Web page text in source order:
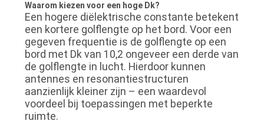
Waarom kiezen voor een hoge Dk?
Een hogere diëlektrische constante betekent
een kortere golflengte op het bord. Voor een
gegeven frequentie is de golflengte op een
bord met Dk van 10,2 ongeveer een derde van
de golflengte in lucht. Hierdoor kunnen
antennes en resonantiestructuren
aanzienlijk kleiner zijn – een waardevol
voordeel bij toepassingen met beperkte
ruimte.